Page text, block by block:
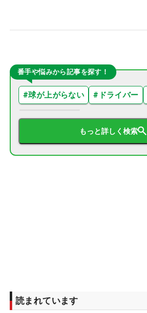
番手や悩みから記事を探す！
#球が上がらない # ドライバー
もっと詳しく検索
読まれています